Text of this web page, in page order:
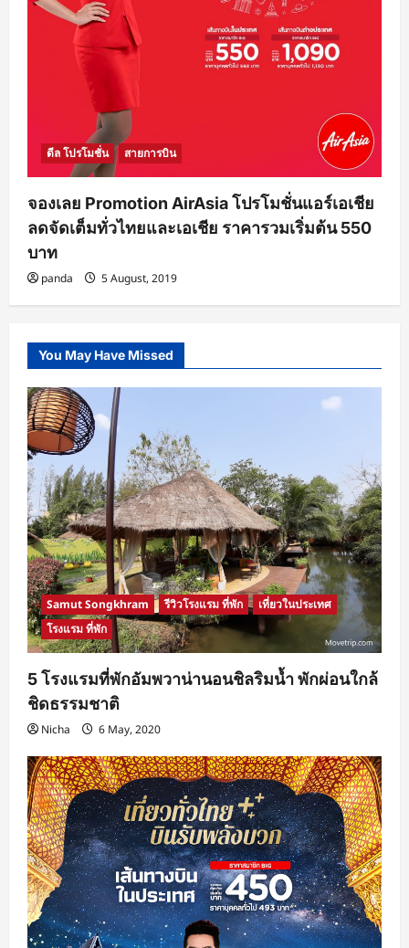
ดีล โปรโมชั่น สายการบิน
จองเลย Promotion AirAsia โปรโมชั่นแอร์เอเชีย
ลดจัดเต็มทั่วไทยและเอเชีย ราคารวมเริ่มต้น 550
บาท
panda 5 August, 2019
You May Have Missed
Samut Songkhram รีวิวโรงแรม ที่พัก
เที่ยวในประเทศ
โรงแรม ที่พัก
5 โรงแรมที่พักอัมพวาน่านอนชิลริมน้ำ พักผ่อนใกล้
ชิดธรรมชาติ
Nicha 6 May, 2020